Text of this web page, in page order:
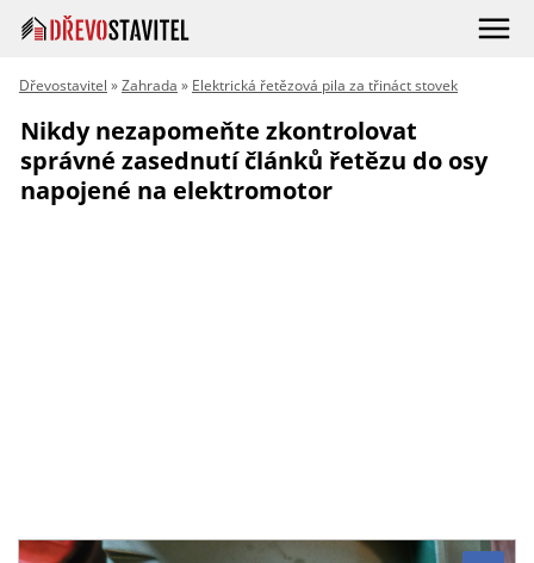
Dřevostavitel »Zahrada » Elektrická řetězová pila za třináct stovek
Nikdy nezapomeňte zkontrolovat
správné zasednutí článků řetězu do osy
napojené na elektromotor